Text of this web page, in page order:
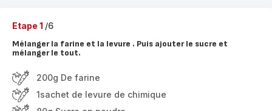
Etape 1 /6
Mélanger la farine et la levure . Puis ajouter le sucre et
mélanger le tout.
200g De farine
1sachet de levure de chimique